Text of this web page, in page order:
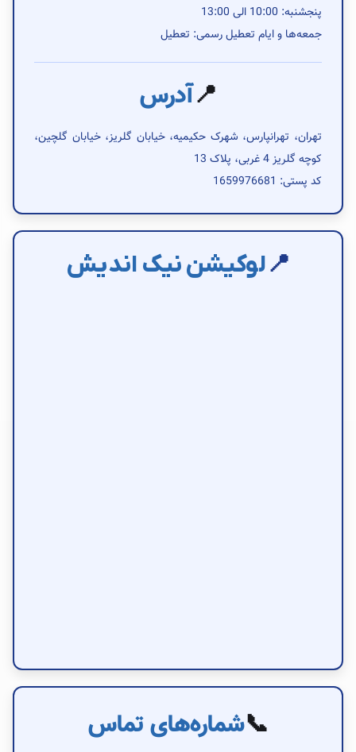
پنجشنبه: 10:00 الی 13:00
جمعه‌ها و ایام تعطیل رسمی: تعطیل
📍آدرس
تهران، تهرانپارس، شهرک حکیمیه، خیابان گلریز، خیابان گلچین،
کوچه گلریز 4 غربی، پلاک 13
کد پستی: 1659976681
📍لوکیشن نیک اندیش
📞شماره‌های تماس